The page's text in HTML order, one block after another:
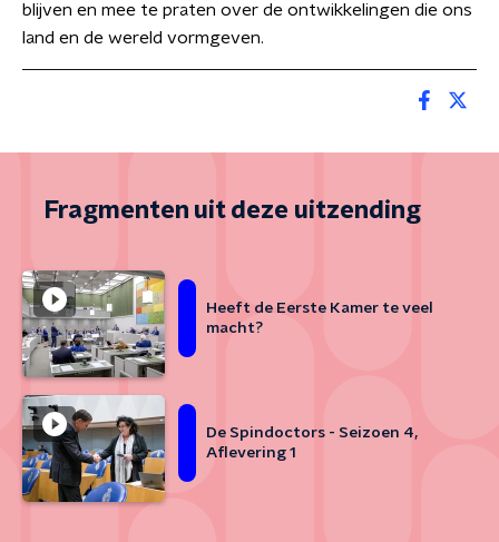
blijven en mee te praten over de ontwikkelingen die ons
land en de wereld vormgeven.
Fragmenten uit deze uitzending
Heeft de Eerste Kamer te veel
macht?
De Spindoctors - Seizoen 4,
Aflevering 1